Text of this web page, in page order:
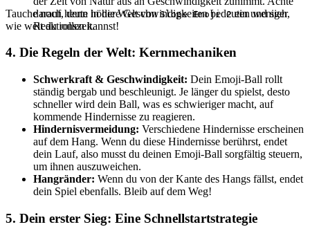
Tauche noch heute in die Welt vonSlope Emoji 2ein und sieh,
wie weit du rollen kannst!
darauf, denn höhere Geschwindigkeiten bedeuten weniger
Reaktionszeit.
4. Die Regeln der Welt: Kernmechaniken
Schwerkraft & Geschwindigkeit: Dein Emoji-Ball rollt
ständig bergab und beschleunigt. Je länger du spielst, desto
schneller wird dein Ball, was es schwieriger macht, auf
kommende Hindernisse zu reagieren.
Hindernisvermeidung: Verschiedene Hindernisse erscheinen
auf dem Hang. Wenn du diese Hindernisse berührst, endet
dein Lauf, also musst du deinen Emoji-Ball sorgfältig steuern,
um ihnen auszuweichen.
Hangränder: Wenn du von der Kante des Hangs fällst, endet
dein Spiel ebenfalls. Bleib auf dem Weg!
5. Dein erster Sieg: Eine Schnellstartstrategie